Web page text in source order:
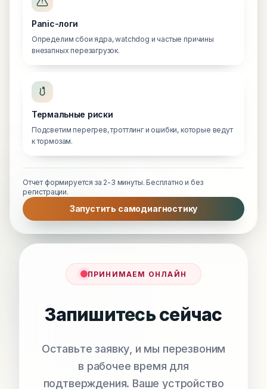
Panic-логи
Определим сбои ядра, watchdog и частые причины
внезапных перезагрузок.
Термальные риски
Подсветим перегрев, троттлинг и ошибки, которые ведут
к тормозам.
Отчет формируется за 2-3 минуты. Бесплатно и без
регистрации.
Запустить самодиагностику
ПРИНИМАЕМ ОНЛАЙН
Запишитесь сейчас
Оставьте заявку, и мы перезвоним
в рабочее время для
подтверждения. Ваше устройство